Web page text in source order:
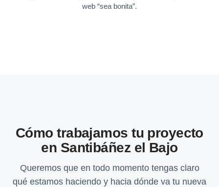
web “sea bonita”.
Cómo trabajamos tu proyecto
en Santibáñez el Bajo
Queremos que en todo momento tengas claro
qué estamos haciendo y hacia dónde va tu nueva